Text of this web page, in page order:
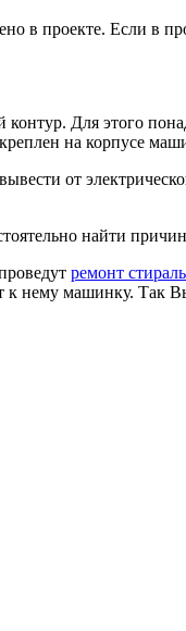
в проекте. Если в
Для этого
на корпусе
от
найти
ремонт
к нему машинку. Так